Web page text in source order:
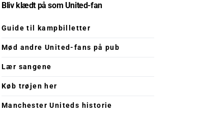
Bliv klædt på som United-fan
Guide til kampbilletter
Mød andre United-fans på pub
Lær sangene
Køb trøjen her
Manchester Uniteds historie